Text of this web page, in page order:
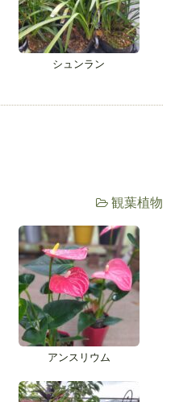
シュンラン
観葉植物
アンスリウム